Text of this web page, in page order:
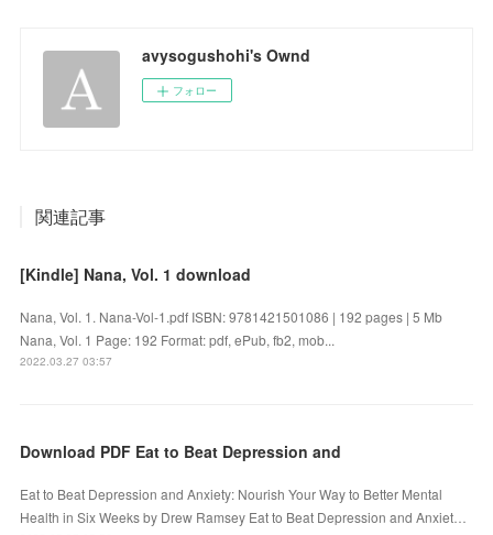
avysogushohi's Ownd
フォロー
関連記事
[Kindle] Nana, Vol. 1 download
Nana, Vol. 1. Nana-Vol-1.pdf ISBN: 9781421501086 | 192 pages | 5 Mb
Nana, Vol. 1 Page: 192 Format: pdf, ePub, fb2, mob...
2022.03.27 03:57
Download PDF Eat to Beat Depression and
Eat to Beat Depression and Anxiety: Nourish Your Way to Better Mental
Health in Six Weeks by Drew Ramsey Eat to Beat Depression and Anxiet…